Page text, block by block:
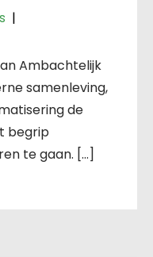
|
Ambachtelijk
samenleving,
de
begrip
te gaan. […]